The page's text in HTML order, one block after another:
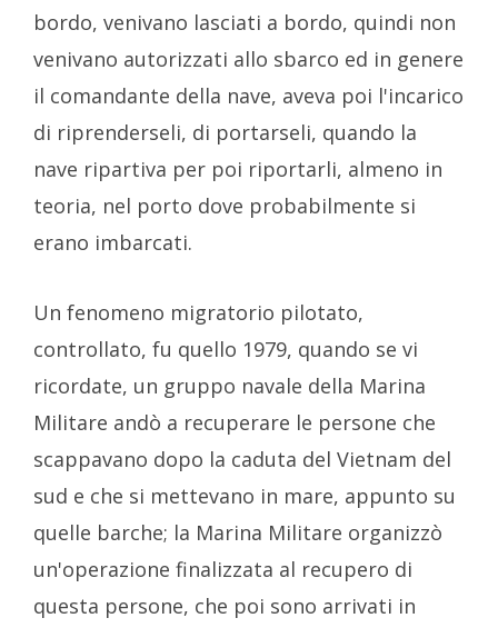
bordo, venivano lasciati a bordo, quindi non
venivano autorizzati allo sbarco ed in genere
il comandante della nave, aveva poi l'incarico
di riprenderseli, di portarseli, quando la
nave ripartiva per poi riportarli, almeno in
teoria, nel porto dove probabilmente si
erano imbarcati.
Un fenomeno migratorio pilotato,
controllato, fu quello 1979, quando se vi
ricordate, un gruppo navale della Marina
Militare andò a recuperare le persone che
scappavano dopo la caduta del Vietnam del
sud e che si mettevano in mare, appunto su
quelle barche; la Marina Militare organizzò
un'operazione finalizzata al recupero di
questa persone, che poi sono arrivati in